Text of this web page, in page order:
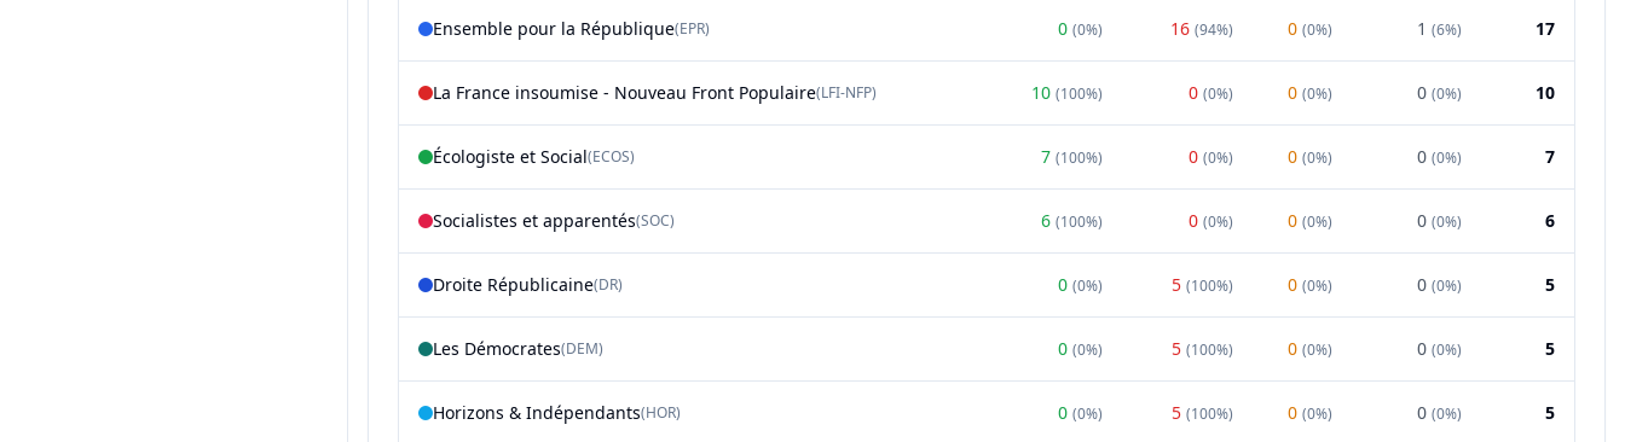
Ensemble pour la République(EPR) 0 (0%) 16 (94%) 0 (0%) 1 (6%) 17
La France insoumise - Nouveau Front Populaire(LFI-NFP) 10 (100%) 0 (0%) 0 (0%) 0 (0%) 10
Écologiste et Social(ECOS) 7 (100%) 0 (0%) 0 (0%) 0 (0%) 7
Socialistes et apparentés(SOC) 6 (100%) 0 (0%) 0 (0%) 0 (0%) 6
Droite Républicaine(DR) 0 (0%) 5 (100%) 0 (0%) 0 (0%) 5
Les Démocrates(DEM) 0 (0%) 5 (100%) 0 (0%) 0 (0%) 5
Horizons & Indépendants(HOR) 0 (0%) 5 (100%) 0 (0%) 0 (0%) 5